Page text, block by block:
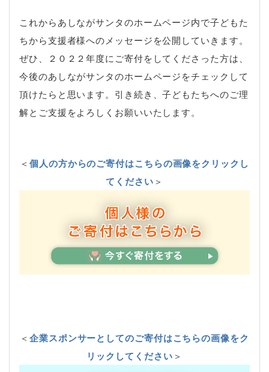
これからあしながサンタのホームページ内で子どもた
ちから支援者様へのメッセージを公開していきます。
ぜひ、２０２２年度にご寄付をしてくださった方は、
今後のあしながサンタのホームページをチェックして
頂けたらと思います。引き続き、子どもたちへのご理
解とご支援をよろしくお願いいたします。
＜個人の方からのご寄付はこちらの画像をクリックし
てください＞
＜企業スポンサーとしてのご寄付はこちらの画像をク
リックしてください＞